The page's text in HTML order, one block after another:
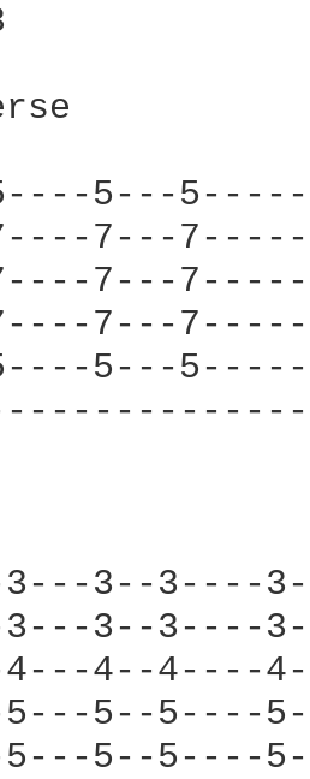
5---
7---
7---
7---
5---
3--3----
3---3--
4---4--
5---5--
5---5--5----